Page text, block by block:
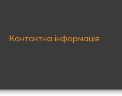
Контактна інформація